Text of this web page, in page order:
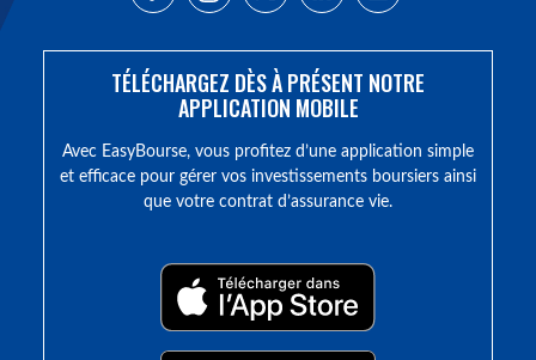
TÉLÉCHARGEZ DÈS À PRÉSENT NOTRE
APPLICATION MOBILE
Avec EasyBourse, vous profitez d’une application simple
et efficace pour gérer vos investissements boursiers ainsi
que votre contrat d’assurance vie.